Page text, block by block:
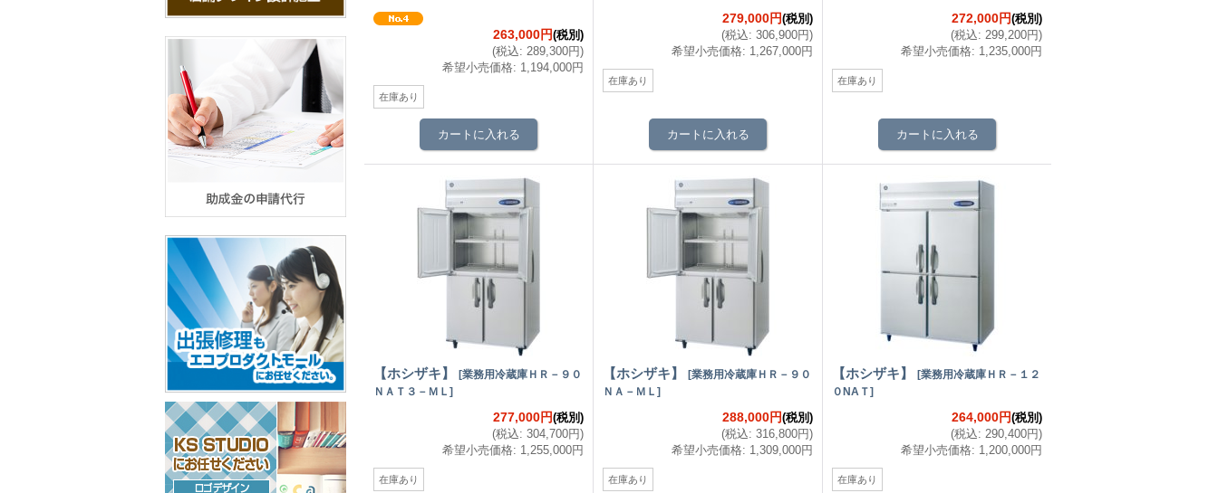
263,000円(税別)
(税込: 289,300円)
希望小売価格: 1,194,000円
在庫あり
279,000円(税別)
(税込: 306,900円)
希望小売価格: 1,267,000円
在庫あり
272,000円(税別)
(税込: 299,200円)
希望小売価格: 1,235,000円
在庫あり
【ホシザキ】 [業務用冷蔵庫ＨＲ－９０
ＮＡＴ３－ＭＬ ]
277,000円(税別)
(税込: 304,700円)
希望小売価格: 1,255,000円
在庫あり
【ホシザキ】 [業務用冷蔵庫ＨＲ－９０
ＮＡ－ＭＬ ]
288,000円(税別)
(税込: 316,800円)
希望小売価格: 1,309,000円
在庫あり
【ホシザキ】 [業務用冷蔵庫ＨＲ－１２
０NAＴ]
264,000円(税別)
(税込: 290,400円)
希望小売価格: 1,200,000円
在庫あり